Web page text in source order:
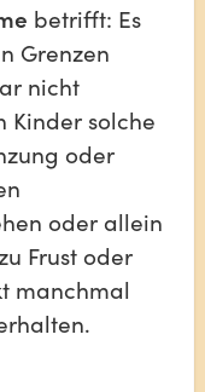
betrifft: Es
Grenzen
nicht
Kinder solche
oder
oder allein
Frust oder
manchmal